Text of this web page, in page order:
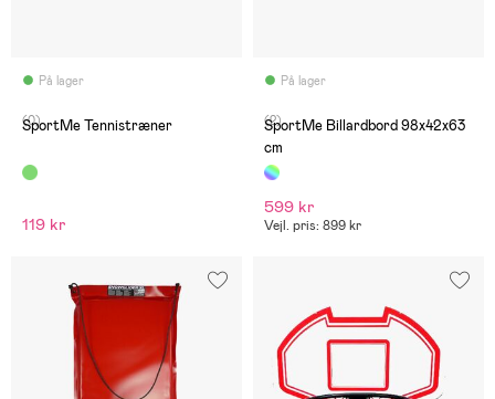
På lager
(0)
SportMe Tennistræner
119 kr
På lager
(2)
SportMe Billardbord 98x42x63
cm
599 kr
Vejl. pris: 899 kr